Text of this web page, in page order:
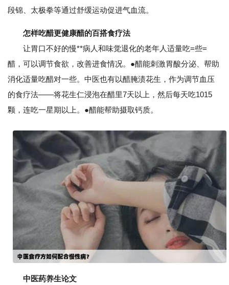
段锦、太极拳等通过舒缓运动促进气血流。
怎样吃醋更健康醋的百搭食疗法
让胃口不好的慢**病人和味觉退化的老年人适量吃=些=
醋，可以调节食欲，改善进食情况。●醋能刺激胃酸分泌、帮助
消化适量吃醋对一些。中医也有以醋腌渍花生，作为调节血压
的食疗法——将花生仁浸泡在醋里7天以上，然后每天吃1015
颗，连吃一星期以上。●醋能帮助摄取钙质。
中医药养生论文